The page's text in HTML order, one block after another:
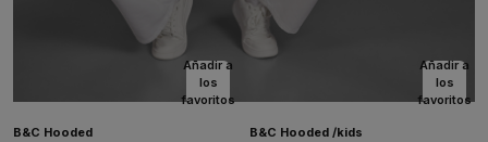
Añadir a
los
favoritos
B&C Hooded
Añadir a
los
favoritos
B&C Hooded /kids